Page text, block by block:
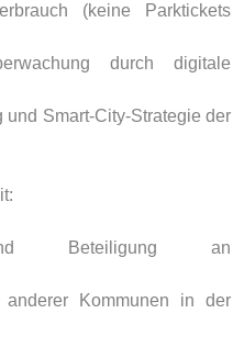
(keine Parktickets
durch digitale
und Smart-City-Strategie der
Beteiligung an
Kommunen in der